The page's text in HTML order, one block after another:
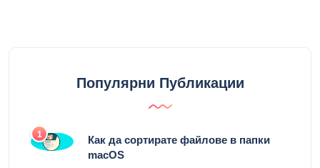
Популярни Публикации
1
Как да сортирате файлове в папки
macOS